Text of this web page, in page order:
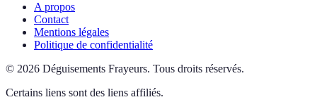
A propos
Contact
Mentions légales
Politique de confidentialité
© 2026 Déguisements Frayeurs. Tous droits réservés.
Certains liens sont des liens affiliés.